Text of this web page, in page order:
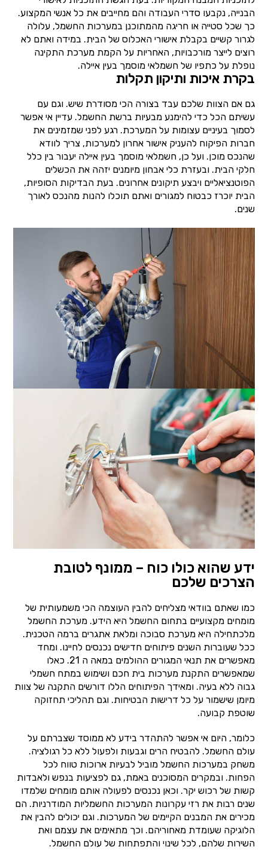
הבנייה, נקבעו סדרי העבודה והם מחייבים את כל אנשי המקצוע.
כך שכל סטייה או חריגה מהמתוכנן במערכות החשמל, עלולה
לגרור קשיים בקבלת אישורי האכלוס של הבית. במידה ואתם לא
רוצים לייצר מורכבויות, האחריות על הקמת מערכת התקינה
נופלת על כתפיו של חשמלאי מוסמך בעין איילה.
בקרת איכות ותיקון תקלות
גם אם הצוות שלכם עבד בצורה הכי מסודרת שיש. וגם עם
עשיתם הכל כדי להימנע מבעיות ברשת החשמל. עדיין אי אפשר
לסמוך בעיניים עצומות על המערכת. רגע לפני שמזמינים את
חברות הפיקוח להעניק אישור אחרון למערכות, צריך לוודא
שהנכס מוכן. ועל כן, חשמלאי מוסמך בעין איילה יעבור בין כלל
חלקי הבית. ובעזרת כלי אבחון מיומנים יזהה את הכשלים
הפוטנציאליים ויבצע תיקונים אחרונים. בעת הבדיקות הסופיות,
הבית יוכרז כבטוח למגורים ואתם תוכלו להנות מהנכס לאורך
שנים.
ידע שהוא כולו כוח – ממונף לטובת
הצרכים שלכם
כמו שאתם בוודאי מצליחים להבין העוצמה הכי משמעותית של
מומחים מקצועיים בתחום החשמל היא הידע. מערכת החשמל
מלכתחילה היא מערכת סבוכה ומלאת אתגרים ברמה הטכנית.
ככל שעוברות השנים פיתוחים חדישים נכנסים לחיינו. ומחד
מאפשרים את תנאי המגורים ההולמים במאה ה 21. כאלו
שמאפשרים התקנת מערכות בית חכם ושימוש במתח חשמלי
גבוה ללא בעיה. ומאידך הפיתוחים הללו דורשים התקנה של צוות
מיומן שישמור על כל דרישות הבטיחות. וגם תהליכי תחזוקה
שוטפת קבועה.
כלומר, היום אי אפשר להתהדר בידע לא ממוסד שצברתם על
עולם החשמל. להבטיח הרים וגבעות ולפעול ללא כל רגולציה.
משחק במערכות החשמל מוביל לבעיות ארוכות טווח לכל
הפחות. ובמקרים המסוכנים באמת, גם לפציעות בנפש ולאבדות
קשות של רכוש יקר. וכאן נכנסים לפעולה אותם מומחים שלמדו
שנים רבות את רזי עקרונות המערכות החשמליות המודרניות. הם
מכירים את המבנים הקיימים של המערכות. וגם יכולים להבין את
הלוגיקה שעומדת מאחוריהם. וכך מתאימים את עצמם ואת
השירות שלהם, לכל שינוי והתפתחות של עולם החשמל.